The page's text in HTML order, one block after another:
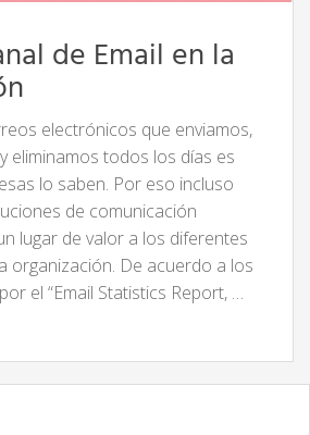
de Email en la
electrónicos que enviamos,
eliminamos todos los días es
lo saben. Por eso incluso
de comunicación
lugar de valor a los diferentes
organización. De acuerdo a los
el “Email Statistics Report, …